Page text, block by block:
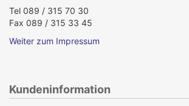
Tel 089 / 315 70 30
Fax 089 / 315 33 45
Weiter zum Impressum
Kundeninformation